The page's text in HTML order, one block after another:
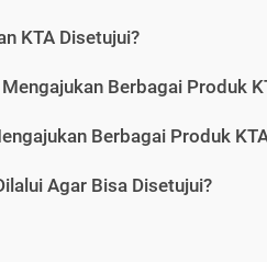
KTA Disetujui?
Berbagai Produk
Berbagai Produk
Agar Bisa Disetujui?